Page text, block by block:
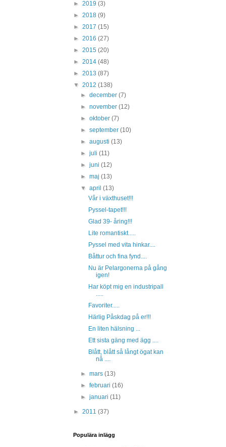
► 2019 (3)
► 2018 (9)
► 2017 (15)
► 2016 (27)
► 2015 (20)
► 2014 (48)
► 2013 (87)
▼ 2012 (138)
►december(7)
►november(12)
►oktober(7)
►september(10)
►augusti(13)
►juli(11)
►juni(12)
►maj(13)
▼april(13)
Vår i växthuset!!!
Pyssel-tapet!!!
Glad 39- åring!!!
Lite romantiskt.....
Pyssel med vita hinkar....
Båttur och fina fynd....
Nu är Pelargonerna på gång
igen!
Har köpt mig en industripall
.....
Favoriter.....
Härlig Påskdag på er!!!
En liten hälsning ...
Ett sista gäng med ägg ....
Blått, blått så långt ögat kan
nå ....
►mars(13)
►februari(16)
►januari(11)
► 2011 (37)
Populära inlägg